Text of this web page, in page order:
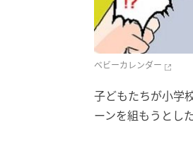
ベビーカレンダー
子どもたちが小学
ーンを組もうとし